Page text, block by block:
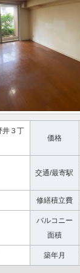
井３丁
価格
交通/最寄駅
修繕積立費
バルコニー
面積
築年月